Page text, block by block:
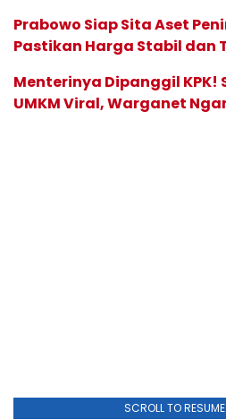
Prabowo Siap Sita Aset
Pastikan Harga Stabil dan
Menterinya Dipanggil KPK!
UMKM Viral, Warganet
SCROLL TO